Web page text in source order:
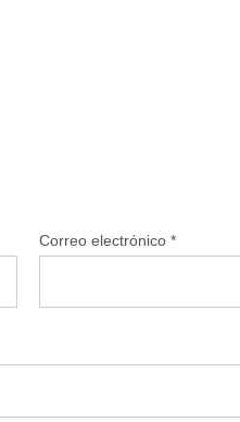
Correo electrónico *